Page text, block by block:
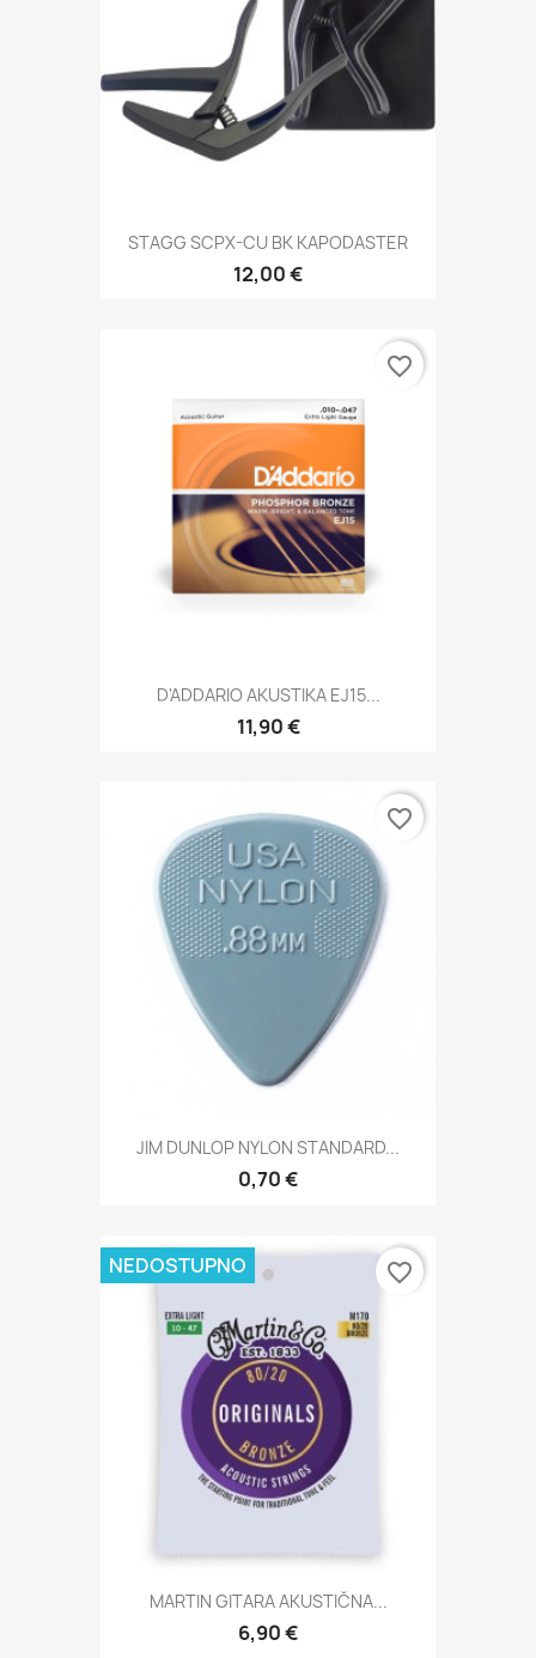
STAGG SCPX-CU BK KAPODASTER
12,00 €
D'ADDARIO AKUSTIKA EJ15...
11,90 €
favorite_border
JIM DUNLOP NYLON STANDARD...
0,70 €
favorite_border
MARTIN GITARA AKUSTIČNA...
6,90 €
NEDOSTUPNO favorite_border